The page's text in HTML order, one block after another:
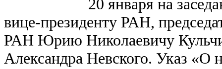
20 января на
вице-президенту РАН,
РАН Юрию Николаевичу
Александра Невского. Указ «О